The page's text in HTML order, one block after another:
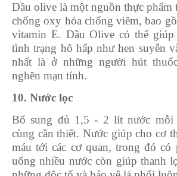
Dầu olive là một nguồn thực phẩm
chống oxy hóa chống viêm, bao
vitamin E. Dầu Olive có thể
tình trạng hô hấp như hen suyễn
nhất là ở những người hút
nghẽn mạn tính.
10. Nước lọc
Bổ sung đủ 1,5 - 2 lít nước mỗi
cùng cần thiết. Nước giúp cho cơ
máu tới các cơ quan, trong đó
uống nhiều nước còn giúp thanh